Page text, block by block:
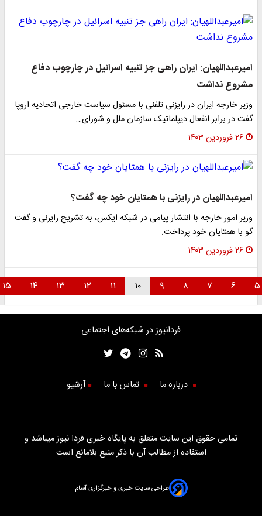
امیرعبداللهیان: ایران راهی جز تنبیه اسرائیل در چارچوب دفاع
مشروع نداشت
وزیر خارجه ایران در رایزنی تلفنی با مسئول سیاست خارجی اتحادیه اروپا
گفت در برابر انفعال دیپلماتیک سازمان ملل و شورای…
۲۶ فروردین ۱۴۰۳
امیرعبداللهیان در رایزنی با همتایان خود چه گفت؟
وزیر امور خارجه با انتشار پیامی در شبکه ایکس، به تشریح رایزنی و گفت
گو با همتایان خود پرداخت.
۲۶ فروردین ۱۴۰۳
۱۲ ۱۳ ۱۴ ۱۵
فردانیوز در شبکه‌های اجتماعی
درباره ما تماس با ما آرشیو
تمامی حقوق این سایت متعلق به پایگاه خبری فردا نیوز میباشد و
استفاده از مطالب آن با ذکر منبع بلامانع است
طراحی سایت خبری و خبرگزاری آسام